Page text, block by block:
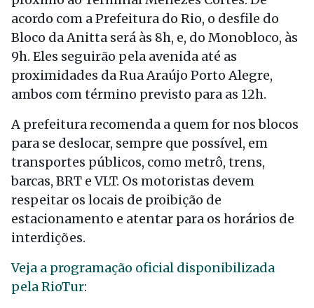
acordo com a Prefeitura do Rio, o desfile do
Bloco da Anitta será às 8h, e, do Monobloco, às
9h. Eles seguirão pela avenida até as
proximidades da Rua Araújo Porto Alegre,
ambos com término previsto para as 12h.
A prefeitura recomenda a quem for nos blocos
para se deslocar, sempre que possível, em
transportes públicos, como metrô, trens,
barcas, BRT e VLT. Os motoristas devem
respeitar os locais de proibição de
estacionamento e atentar para os horários de
interdições.
Veja a programação oficial disponibilizada
pela RioTur: